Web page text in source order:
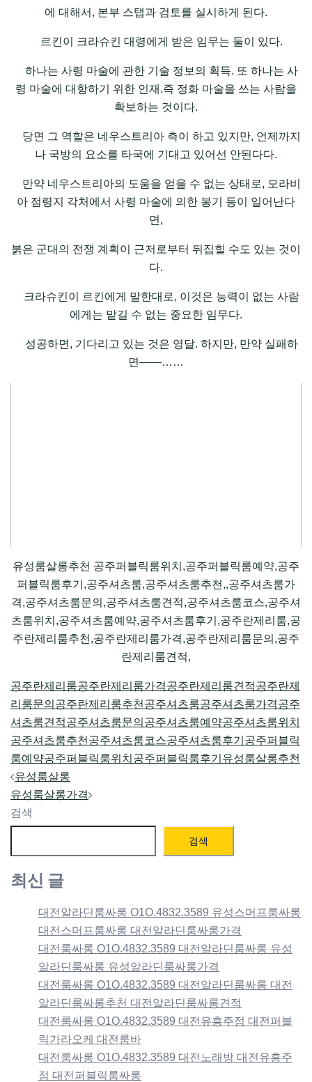
에 대해서, 본부 스탭과 검토를 실시하게 된다.
르킨이 크라슈킨 대령에게 받은 임무는 둘이 있다.
하나는 사령 마술에 관한 기술 정보의 획득. 또 하나는 사
령 마술에 대항하기 위한 인재.즉 정화 마술을 쓰는 사람을
확보하는 것이다.
당면 그 역할은 네우스트리아 측이 하고 있지만, 언제까지
나 국방의 요소를 타국에 기대고 있어선 안된다다.
만약 네우스트리아의 도움을 얻을 수 없는 상태로, 모라비
아 점령지 각처에서 사령 마술에 의한 봉기 등이 일어난다
면,
붉은 군대의 전쟁 계획이 근저로부터 뒤집힐 수도 있는 것이
다.
크라슈킨이 르킨에게 말한대로, 이것은 능력이 없는 사람
에게는 맡길 수 없는 중요한 임무다.
성공하면, 기다리고 있는 것은 영달. 하지만, 만약 실패하
면――……
유성룸살롱추천 공주퍼블릭룸위치,공주퍼블릭룸예약,공주
퍼블릭룸후기,공주셔츠룸,공주셔츠룸추천,,공주셔츠룸가
격,공주셔츠룸문의,공주셔츠룸견적,공주셔츠룸코스,공주셔
츠룸위치,공주셔츠룸예약,공주셔츠룸후기,공주란제리룸,공
주란제리룸추천,공주란제리룸가격,공주란제리룸문의,공주
란제리룸견적,
공주란제리룸공주란제리룸가격공주란제리룸견적공주란제
리룸문의 공주란제리룸추천 공주셔츠룸공주셔츠룸가격공주
셔츠룸견적공주셔츠룸문의 공주셔츠룸예약공주셔츠룸위치
공주셔츠룸추천 공주셔츠룸코스공주셔츠룸후기 공주퍼블릭
룸예약공주퍼블릭룸위치 공주퍼블릭룸후기 유성룸살롱추천
Post
navigation
유성룸살롱
유성룸살롱가격
검색
검색
최신 글
대전알라딘룸싸롱 O1O.4832.3589 유성스머프룸싸롱
대전스머프룸싸롱 대전알라딘룸싸롱가격
대전룸싸롱 O1O.4832.3589 대전알라딘룸싸롱 유성
알라딘룸싸롱 유성알라딘룸싸롱가격
대전룸싸롱 O1O.4832.3589 대전알라딘룸싸롱 대전
알라딘룸싸롱추천 대전알라딘룸싸롱견적
대전룸싸롱 O1O.4832.3589 대전유흥주점 대전퍼블
릭가라오케 대전룸바
대전룸싸롱 O1O.4832.3589 대전노래방 대전유흥주
점 대전퍼블릭룸싸롱